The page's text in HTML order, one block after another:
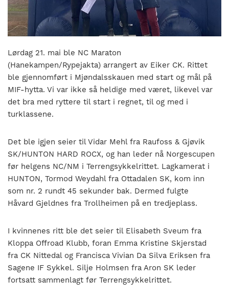
til
bli
en
folkesport.
Lørdag 21. mai ble NC Maraton
(Hanekampen/Rypejakta) arrangert av Eiker CK. Rittet
ble gjennomført i Mjøndalsskauen med start og mål på
MIF-hytta. Vi var ikke så heldige med været, likevel var
det bra med ryttere til start i regnet, til og med i
turklassene.
Det ble igjen seier til Vidar Mehl fra Raufoss & Gjøvik
SK/HUNTON HARD ROCX, og han leder nå Norgescupen
før helgens NC/NM i Terrengsykkelrittet. Lagkamerat i
HUNTON, Tormod Weydahl fra Ottadalen SK, kom inn
som nr. 2 rundt 45 sekunder bak. Dermed fulgte
Håvard Gjeldnes fra Trollheimen på en tredjeplass.
I kvinnenes ritt ble det seier til Elisabeth Sveum fra
Kloppa Offroad Klubb, foran Emma Kristine Skjerstad
fra CK Nittedal og Francisca Vivian Da Silva Eriksen fra
Sagene IF Sykkel. Silje Holmsen fra Aron SK leder
fortsatt sammenlagt før Terrengsykkelrittet.